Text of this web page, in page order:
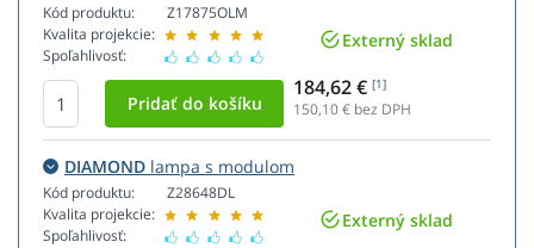
Kód produktu:
Kvalita projekcie:
Spoľahlivosť:
Z17875OLM
Externý sklad
184,62 € [1]
150,10€ bez DPH
DIAMOND lampa s modulom
Kód produktu:
Kvalita projekcie:
Spoľahlivosť:
Z28648DL
Externý sklad